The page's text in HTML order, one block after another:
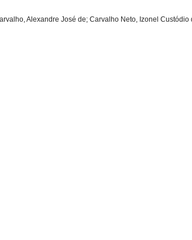
Alexandre José de; Carvalho Neto, Izonel Custódio